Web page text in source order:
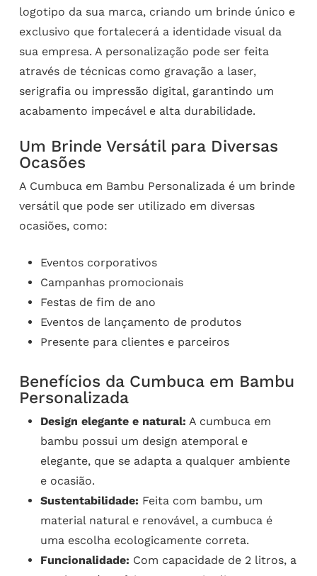
logotipo da sua marca, criando um brinde único e
exclusivo que fortalecerá a identidade visual da
sua empresa. A personalização pode ser feita
através de técnicas como gravação a laser,
serigrafia ou impressão digital, garantindo um
acabamento impecável e alta durabilidade.
Um Brinde Versátil para Diversas
Ocasões
A Cumbuca em Bambu Personalizada é um brinde
versátil que pode ser utilizado em diversas
ocasiões, como:
Eventos corporativos
Campanhas promocionais
Festas de fim de ano
Eventos de lançamento de produtos
Presente para clientes e parceiros
Benefícios da Cumbuca em Bambu
Personalizada
Design elegante e natural: A cumbuca em
bambu possui um design atemporal e
elegante, que se adapta a qualquer ambiente
e ocasião.
Sustentabilidade: Feita com bambu, um
material natural e renovável, a cumbuca é
uma escolha ecologicamente correta.
Funcionalidade: Com capacidade de 2 litros, a